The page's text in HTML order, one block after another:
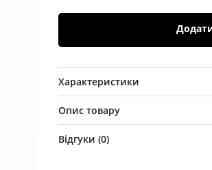
Характеристики
Опис товару
Відгуки (0)